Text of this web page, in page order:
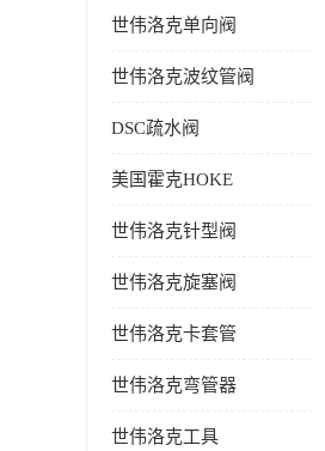
世伟洛克单向阀
世伟洛克波纹管阀
DSC疏水阀
美国霍克HOKE
世伟洛克针型阀
世伟洛克旋塞阀
世伟洛克卡套管
世伟洛克弯管器
世伟洛克工具